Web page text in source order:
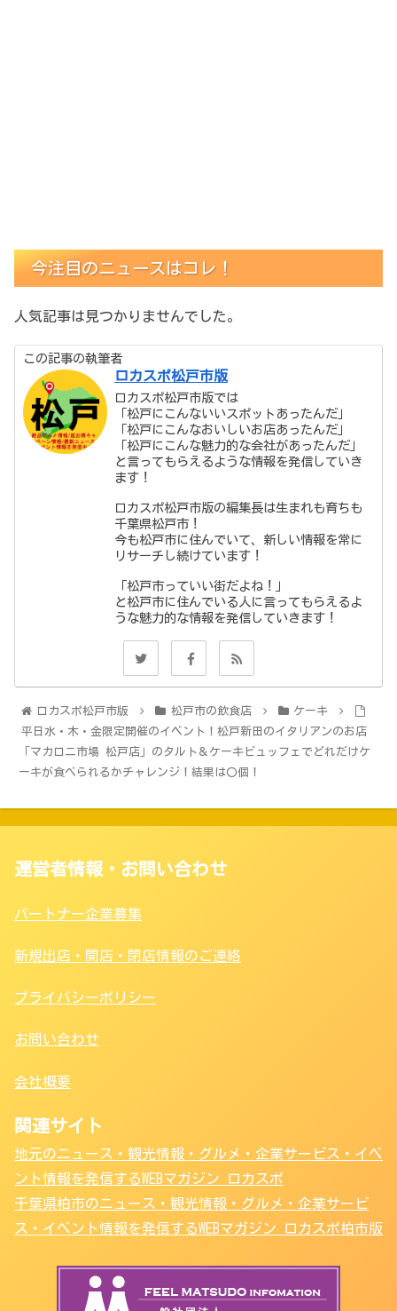
今注目のニュースはコレ！
人気記事は見つかりませんでした。
この記事の執筆者
ロカスポ松戸市版
ロカスポ松戸市版では
「松戸にこんないいスポットあったんだ」
「松戸にこんなおいしいお店あったんだ」
「松戸にこんな魅力的な会社があったんだ」
と言ってもらえるような情報を発信していき
ます！
ロカスポ松戸市版の編集長は生まれも育ちも
千葉県松戸市！
今も松戸市に住んでいて、新しい情報を常に
リサーチし続けています！
「松戸市っていい街だよね！」
と松戸市に住んでいる人に言ってもらえるよ
うな魅力的な情報を発信していきます！
ロカスポ松戸市版 松戸市の飲食店
ケーキ
平日水・木・金限定開催のイベント！松戸新田のイタリアンのお店
「マカロニ市場 松戸店」のタルト＆ケーキビュッフェでどれだけケ
ーキが食べられるかチャレンジ！結果は〇個！
運営者情報・お問い合わせ
パートナー企業募集
新規出店・開店・閉店情報のご連絡
プライバシーポリシー
お問い合わせ
会社概要
関連サイト
地元のニュース・観光情報・グルメ・企業サービス・イベ
ント情報を発信するWEBマガジン ロカスポ
千葉県柏市のニュース・観光情報・グルメ・企業サービ
ス・イベント情報を発信するWEBマガジン ロカスポ柏市版